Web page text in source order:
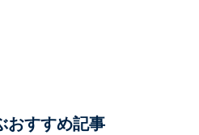
おすすめ記事